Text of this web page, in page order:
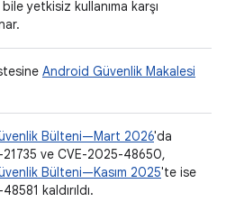
yetkisiz kullanıma karşı
Android Güvenlik Makalesi
Bülteni—Mart 2026'da
ve CVE-2025-48650,
Bülteni—Kasım 2025'te ise
kaldırıldı.